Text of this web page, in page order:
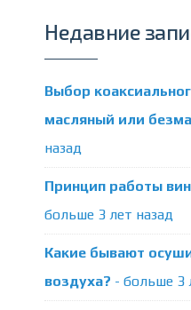
Недавние
Выбор
масляный или
назад
Принцип работы
больше 3 лет назад
Какие бывают
воздуха? - больше 3